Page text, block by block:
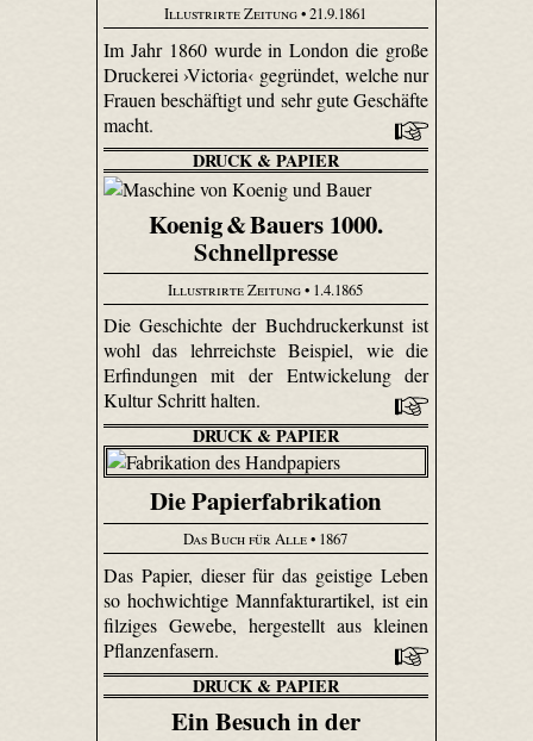
Illustrirte Zeitung• 21.9.1861
Im Jahr 1860 wurde in London die große
Druckerei ›Victoria‹ gegründet, welche nur
Frauen beschäftigt und sehr gute Geschäfte
macht.
DRUCK & PAPIER
Koenig & Bauers 1000.
Schnellpresse
Illustrirte Zeitung• 1.4.1865
Die Geschichte der Buchdruckerkunst ist
wohl das lehrreichste Beispiel, wie die
Erfindungen mit der Entwickelung der
Kultur Schritt halten.
DRUCK & PAPIER
Die Papierfabrikation
Das Buch für Alle• 1867
Das Papier, dieser für das geistige Leben
so hochwichtige Mannfaktur­artikel, ist ein
filziges Gewebe, hergestellt aus kleinen
Pflanzenfasern.
DRUCK & PAPIER
Ein Besuch in der